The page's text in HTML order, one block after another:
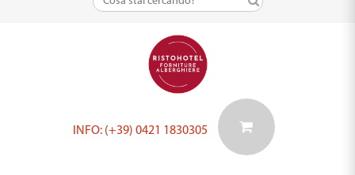
INFO: (+39) 0421 1830305